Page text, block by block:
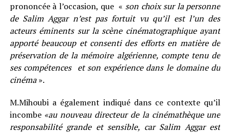
prononcée à l’occasion, que « son choix sur la personne
de Salim Aggar n’est pas fortuit vu qu’il est l’un des
acteurs éminents sur la scène cinématographique ayant
apporté beaucoup et consenti des efforts en matière de
préservation de la mémoire algérienne, compte tenu de
ses compétences et son expérience dans le domaine du
cinéma».
M.Mihoubi a également indiqué dans ce contexte qu’il
incombe «au nouveau directeur de la cinémathèque une
responsabilité grande et sensible, car Salim Aggar est